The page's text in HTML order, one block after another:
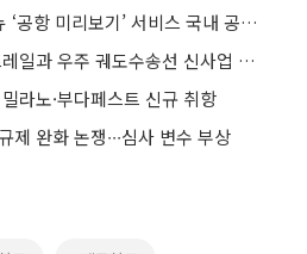
대한항공, 모바일 앱 메뉴 ‘공항 미리보기’ 서비스 국내 공항 10곳으로 확대
대한항공, 프랑스 엑소트레일과 우주 궤도수송선 신사업 협력
라노·부다페스트 신규 취항
완화 논쟁∙∙∙심사 변수 부상